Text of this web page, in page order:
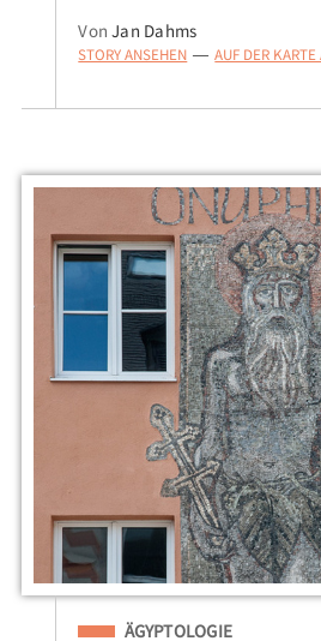
VonJan Dahms
STORY ANSEHEN — AUF DER
Eingeordnet unter
ÄGYPTOLOGIE